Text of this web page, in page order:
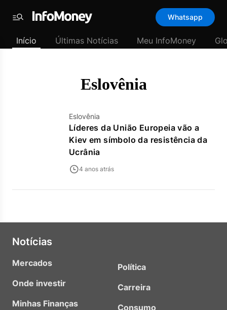
padrão
Últimas
Menu
Whatsapp
Início Últimas Notícias Meu InfoMoney
Eslovênia
Eslovênia
Líderes da União Europeia vão a
Kiev em símbolo da resistência da
Ucrânia
4 anos atrás
Notícias
Mercados
Onde investir
Minhas Finanças
Política
Carreira
Consumo